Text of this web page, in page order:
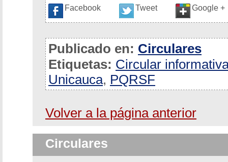
Facebook Tweet Google +
Publicado en: Circulares
Etiquetas: Circular
Unicauca, PQRSF
Volver a la página anterior
Circulares